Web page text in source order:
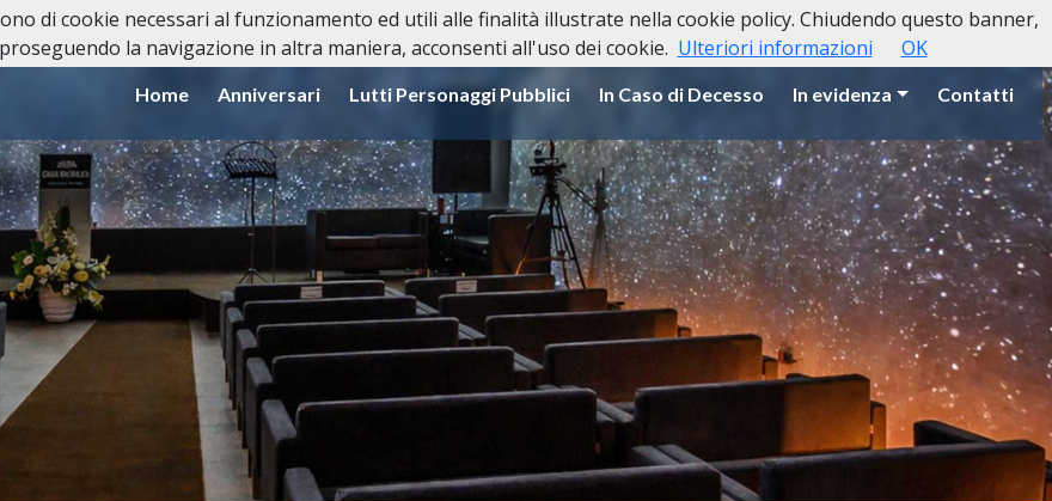
Home Anniversari Lutti Personaggi Pubblici In Caso di Decesso In evidenza Contatti
di cookie necessari al funzionamento ed utili alle finalità illustrate nella cookie policy. Chiudendo questo banner,
la navigazione in altra maniera, acconsenti all'uso dei cookie. Ulteriori informazioni OK